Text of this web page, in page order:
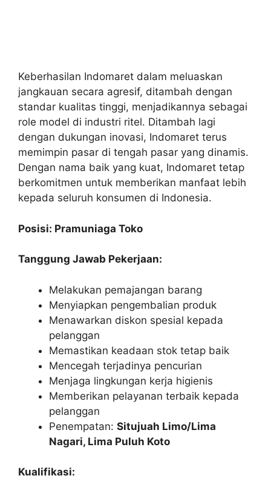
Keberhasilan Indomaret dalam meluaskan
jangkauan secara agresif, ditambah dengan
standar kualitas tinggi, menjadikannya sebagai
role model di industri ritel. Ditambah lagi
dengan dukungan inovasi, Indomaret terus
memimpin pasar di tengah pasar yang dinamis.
Dengan nama baik yang kuat, Indomaret tetap
berkomitmen untuk memberikan manfaat lebih
kepada seluruh konsumen di Indonesia.
Posisi: Pramuniaga Toko
Tanggung Jawab Pekerjaan:
Melakukan pemajangan barang
Menyiapkan pengembalian produk
Menawarkan diskon spesial kepada
pelanggan
Memastikan keadaan stok tetap baik
Mencegah terjadinya pencurian
Menjaga lingkungan kerja higienis
Memberikan pelayanan terbaik kepada
pelanggan
Penempatan: Situjuah Limo/Lima
Nagari, Lima Puluh Koto
Kualifikasi: